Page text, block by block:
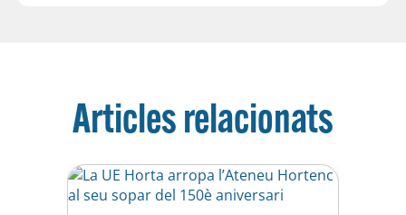
Articles relacionats